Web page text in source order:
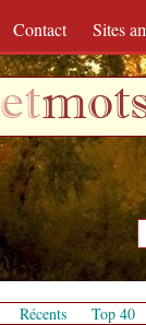
Contact Sites
et
Récents Top 40